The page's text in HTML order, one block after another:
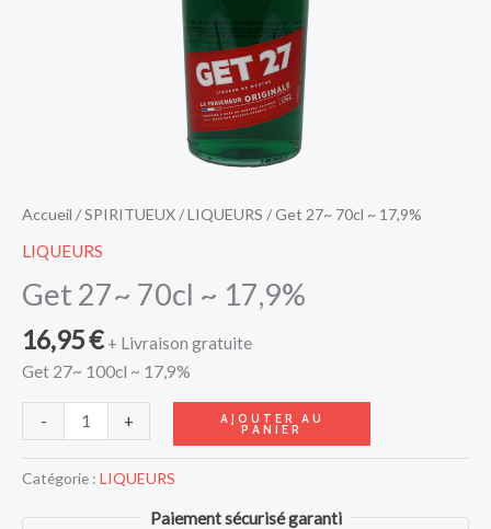
Accueil /SPIRITUEUX/LIQUEURS / Get 27~ 70cl ~ 17,9%
LIQUEURS
Get 27~ 70cl ~ 17,9%
16,95€ + Livraison gratuite
Get 27~ 100cl ~ 17,9%
- + AJOUTER AU
PANIER
Catégorie : LIQUEURS
Paiement sécurisé garanti